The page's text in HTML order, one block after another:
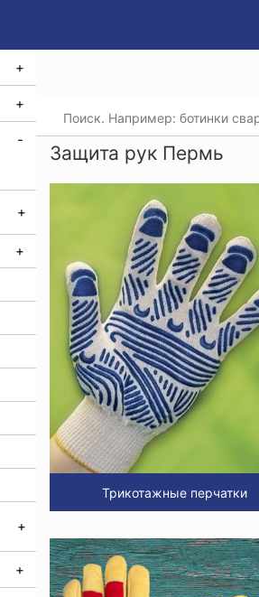
Защита рук Пермь
Трикотажные перчатки